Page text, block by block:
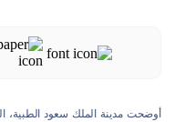
أوضحت مدينة الملك سعود الطبية،